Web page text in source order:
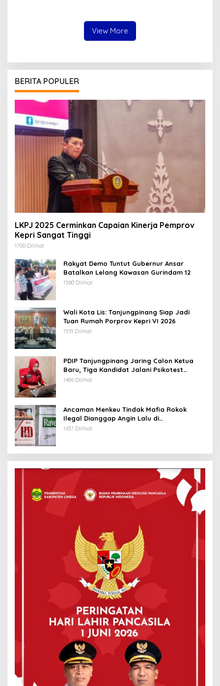
View More
BERITA POPULER
LKPJ 2025 Cerminkan Capaian Kinerja Pemprov
Kepri Sangat Tinggi
1700 Dilihat
Rakyat Demo Tuntut Gubernur Ansar
Batalkan Lelang Kawasan Gurindam 12
1580 Dilihat
Wali Kota Lis: Tanjungpinang Siap Jadi
Tuan Rumah Porprov Kepri VI 2026
1531 Dilihat
PDIP Tanjungpinang Jaring Calon Ketua
Baru, Tiga Kandidat Jalani Psikotest
Daring
1486 Dilihat
Ancaman Menkeu Tindak Mafia Rokok
Ilegal Dianggap Angin Lalu di
Tanjungpinang
1437 Dilihat